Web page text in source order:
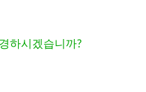
하시겠습니까?